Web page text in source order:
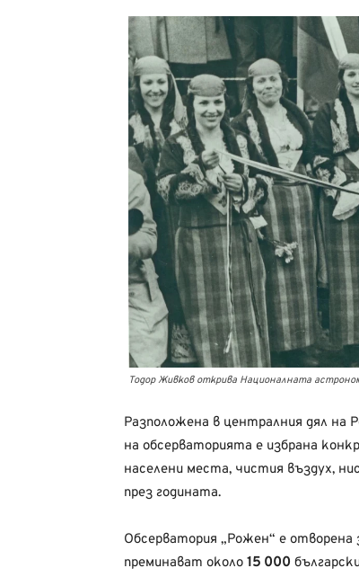
Тодор Живков открива Националната
Разположена в централния дял на
на обсерваторията е избрана
населени места, чистия въздух,
през годината.
Обсерватория „Рожен“ е
преминават около 15 000